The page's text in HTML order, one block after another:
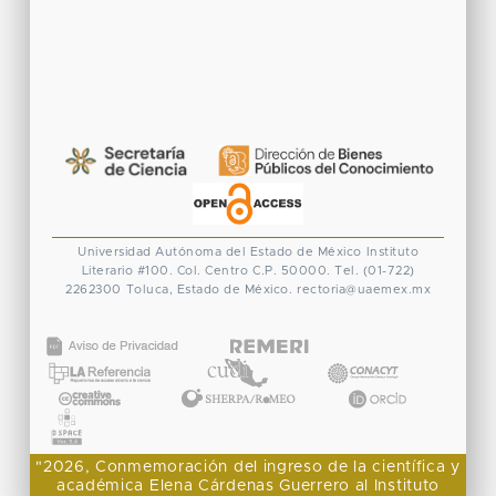
Universidad Autónoma del Estado de México
Instituto
Literario #100. Col. Centro C.P. 50000. Tel. (01-722)
2262300 Toluca, Estado de México. rectoria@uaemex.mx
"2026, Conmemoración del ingreso de la científica y
académica Elena Cárdenas Guerrero al Instituto